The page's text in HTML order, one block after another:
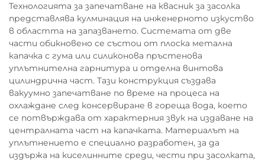
Технологията за запечатване на квасник за засолка
представлява кулминация на инженерното изкуство
в областта на запазването. Системата от две
части обикновено се състои от плоска метална
капачка с гума или силиконова пръстенова
уплътнителна гарнитура и отделна винтова
цилиндрична част. Тази конструкция създава
вакуумно запечатване по време на процеса на
охлаждане след консервиране в гореща вода, което
се потвърждава от характерния звук на издаване на
централната част на капачката. Материалът на
уплътнението е специално разработен, за да
издържа на киселинните среди, чести при засолката,